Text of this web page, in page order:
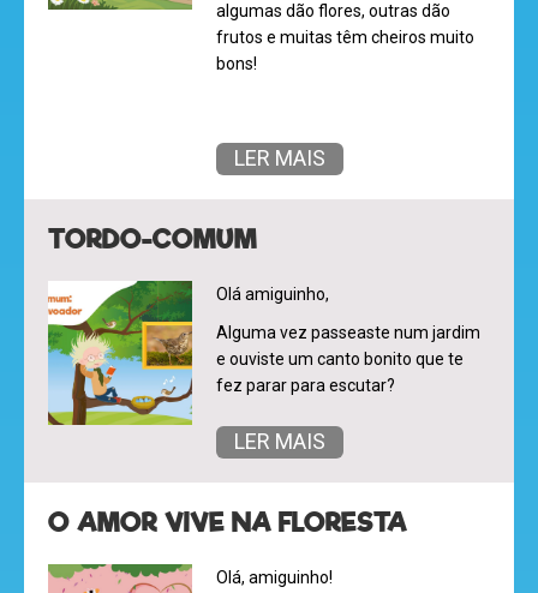
algumas dão flores, outras dão
frutos e muitas têm cheiros muito
bons!
LER MAIS
TORDO-COMUM
Olá amiguinho,
Alguma vez passeaste num jardim
e ouviste um canto bonito que te
fez parar para escutar?
LER MAIS
O AMOR VIVE NA FLORESTA
Olá, amiguinho!